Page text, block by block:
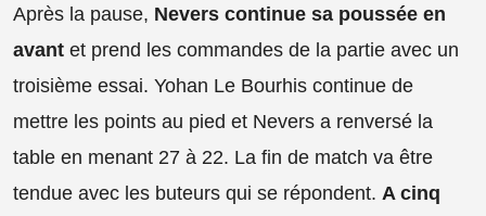
Après la pause, Nevers continue sa poussée en
avant et prend les commandes de la partie avec un
troisième essai. Yohan Le Bourhis continue de
mettre les points au pied et Nevers a renversé la
table en menant 27 à 22. La fin de match va être
tendue avec les buteurs qui se répondent. A cinq